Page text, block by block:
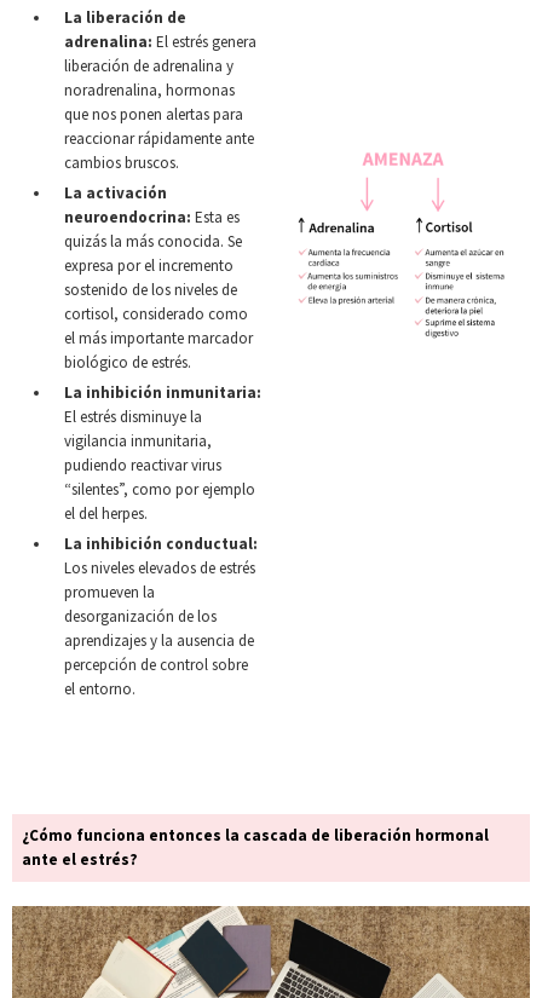
La liberación de
adrenalina: El estrés genera
liberación de adrenalina y
noradrenalina, hormonas
que nos ponen alertas para
reaccionar rápidamente ante
cambios bruscos.
La activación
neuroendocrina: Esta es
quizás la más conocida. Se
expresa por el incremento
sostenido de los niveles de
cortisol, considerado como
el más importante marcador
biológico de estrés.
La inhibición inmunitaria:
El estrés disminuye la
vigilancia inmunitaria,
pudiendo reactivar virus
“silentes”, como por ejemplo
el del herpes.
La inhibición conductual:
Los niveles elevados de estrés
promueven la
desorganización de los
aprendizajes y la ausencia de
percepción de control sobre
el entorno.
¿Cómo funciona entonces la cascada de liberación hormonal
ante el estrés?